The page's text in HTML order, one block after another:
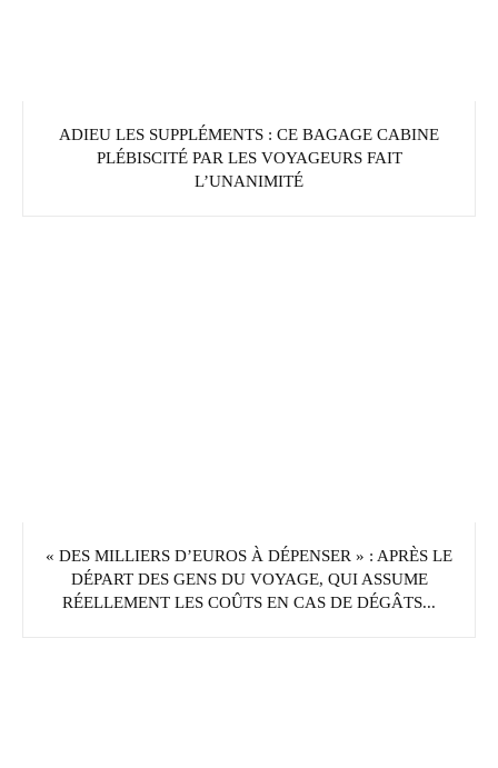
ADIEU LES SUPPLÉMENTS : CE BAGAGE CABINE
PLÉBISCITÉ PAR LES VOYAGEURS FAIT
L’UNANIMITÉ
« DES MILLIERS D’EUROS À DÉPENSER » : APRÈS LE
DÉPART DES GENS DU VOYAGE, QUI ASSUME
RÉELLEMENT LES COÛTS EN CAS DE DÉGÂTS...